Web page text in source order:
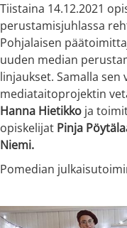
Tiistaina 14.12.2021
perustamisjuhlassa
Pohjalaisen
uuden median
linjaukset. Samalla
mediataitoprojektin
Hanna Hietikko ja
opiskelijat Pinja
Niemi.
Pomedian